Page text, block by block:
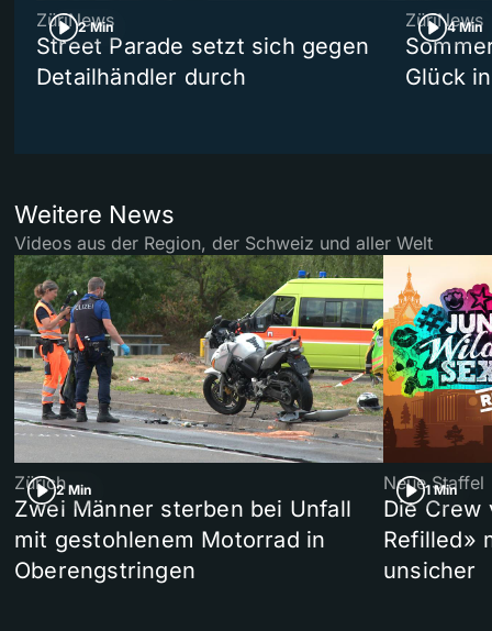
2 Min
ZüriNews
Street Parade setzt sich gegen
Detailhändler durch
4 Min
ZüriNews
Glück
Weitere News
Videos aus der Region, der Schweiz und aller Welt
2 Min
Zürich
Zwei Männer sterben bei Unfall
mit gestohlenem Motorrad in
Oberengstringen
1 Min
Neue Staffel
Die Crew
Refilled»
unsicher